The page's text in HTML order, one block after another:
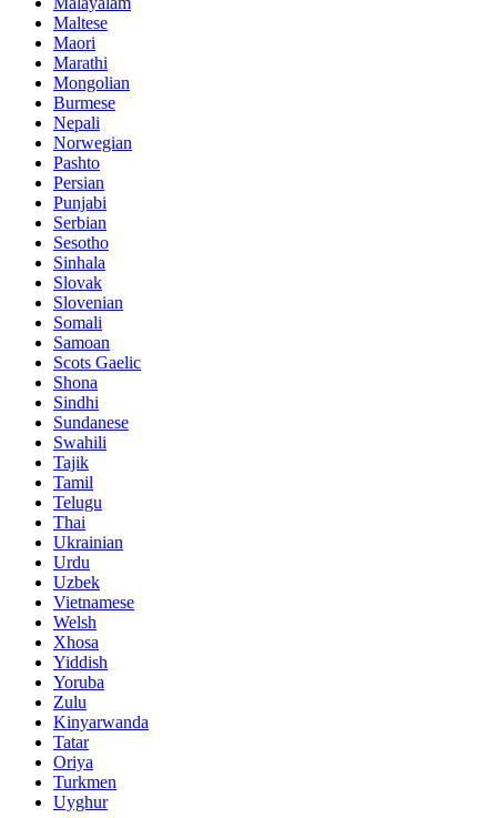
Maltese
Maori
Marathi
Mongolian
Burmese
Nepali
Norwegian
Pashto
Persian
Punjabi
Serbian
Sesotho
Sinhala
Slovak
Slovenian
Somali
Samoan
Scots Gaelic
Shona
Sindhi
Sundanese
Swahili
Tajik
Tamil
Telugu
Thai
Ukrainian
Urdu
Uzbek
Vietnamese
Welsh
Xhosa
Yiddish
Yoruba
Zulu
Kinyarwanda
Tatar
Oriya
Turkmen
Uyghur